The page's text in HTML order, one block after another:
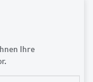
Ihre